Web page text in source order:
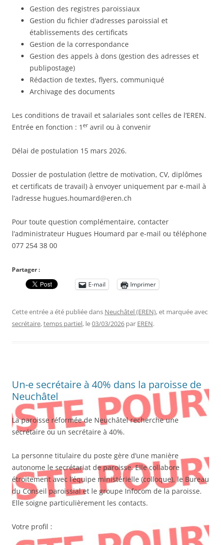
Gestion des registres paroissiaux
Gestion du fichier d’adresses paroissial et
établissements des certificats
Gestion de la correspondance
Gestion des appels à dons (gestion des adresses et
publipostage)
Rédaction de textes, flyers, communiqué
Archivage des documents
Les conditions de travail et salariales sont celles de l’EREN.
Entrée en fonction : 1 er avril ou à convenir
Délai de postulation 15 mars 2026.
Dossier de postulation (lettre de motivation, CV, diplômes
et certificats de travail) à envoyer uniquement par e-mail à
l’adresse hugues.houmard@eren.ch
Pour toute question complémentaire, contacter
l’administrateur Hugues Houmard par e-mail ou téléphone
077 254 38 00
Partager :
E-mail
Imprimer
Cette entrée a été publiée dans Neuchâtel (EREN), et marquée avec
secrétaire,temps partiel, le03/03/2026 par EREN.
Un-e secrétaire à 40% dans la paroisse de
Neuchâtel
La paroisse réformée de Neuchâtel recherche une
secrétaire ou un secrétaire à 40%.
La personne titulaire du poste gère d’une manière
autonome le secrétariat de paroisse. Elle collabore
étroitement avec l’équipe ministérielle (colloque), le Bureau
du Conseil paroissial et le groupe Infocom de la paroisse.
Elle soigne particulièrement les contacts.
Votre profil :